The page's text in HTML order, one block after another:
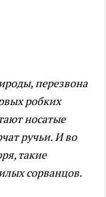
перезвона
робких
носатые
ручьи. И во
такие
сорванцов.